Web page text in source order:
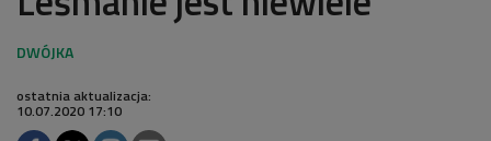
ostatnia aktualizacja:
10.07.2020 17:10